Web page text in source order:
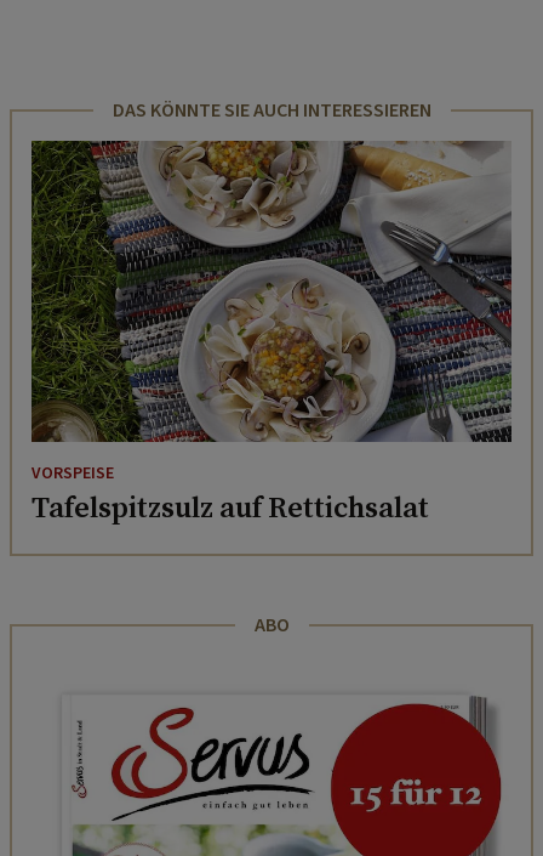
DAS KÖNNTE SIE AUCH INTERESSIEREN
VORSPEISE
Tafelspitzsulz auf Rettichsalat
ABO